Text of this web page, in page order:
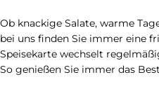
Ob knackige Salate, warme
bei uns finden Sie immer eine
Speisekarte wechselt
So genießen Sie immer das